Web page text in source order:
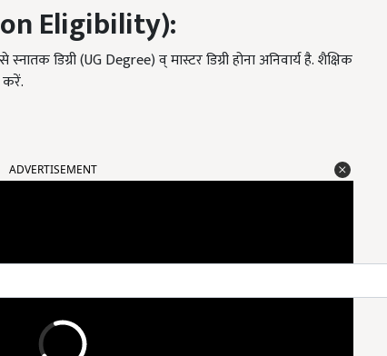
Eligibility):
डिग्री (UG Degree) व् मास्टर डिग्री होना अनिवार्य है. शैक्षिक
ADVERTISEMENT